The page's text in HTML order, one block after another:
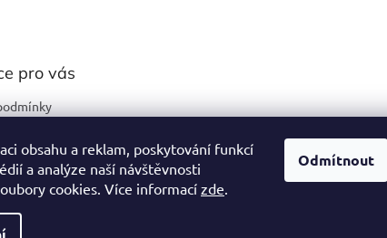
obsahu a reklam, poskytování funkcí
a analýze naší návštěvnosti
cookies. Více informací zde.
Odmítnout
pro vás